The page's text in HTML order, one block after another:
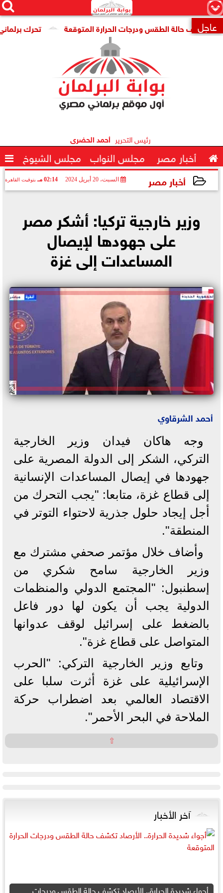
×


 عاجل تحرك برلماني تكشف حالة الطقس ودرجات الحرارة المتوقعة
رئيس التحرير أحمد الحضرى
 أخبار مصر مجلس النواب مجلس الشيوخ 
أخبار مصر السبت، 20 أبريل 2024 02:14 مـ بتوقيت القاهرة
وزير خارجية تركيا: أشكر مصر
على جهودها لإيصال
المساعدات إلى غزة
أحمد الشرقاوي
وجه هاكان فيدان وزير الخارجية
التركي، الشكر إلى الدولة المصرية على
جهودها في إيصال المساعدات الإنسانية
إلى قطاع غزة، متابعا: "يجب التحرك من
أجل إيجاد حلول جذرية لاحتواء التوتر في
المنطقة".
وأضاف خلال مؤتمر صحفي مشترك مع
وزير الخارجية سامح شكري من
إسطنبول: "المجتمع الدولي والمنظمات
الدولية يجب أن يكون لها دور فاعل
بالضغط على إسرائيل لوقف عدوانها
المتواصل على قطاع غزة".
وتابع وزير الخارجية التركي: "الحرب
الإسرائيلية على غزة أثرت سلبا على
الاقتصاد العالمي بعد اضطراب حركة
الملاحة في البحر الأحمر".
⇧
آخر الأخبار
أجواء شديدة الحرارة.. الأرصاد تكشف حالة الطقس ودرجات